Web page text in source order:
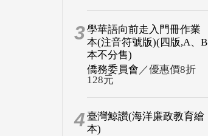
3學華語向前走入門冊作業
本(注音符號版)(四版,A、B
本不分售)
僑務委員會 ／優惠價8折
128元
4 臺灣鯨讚(海洋廉政教育繪
本)